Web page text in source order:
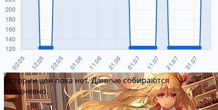
Истории цен пока нет. Данные собираются
ежедневно.